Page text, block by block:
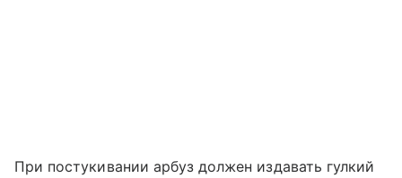
При постукивании арбуз должен издавать гулкий